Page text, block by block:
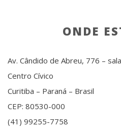
ONDE
Av. Cândido de Abreu, 776 –
Centro Cívico
Curitiba – Paraná – Brasil
CEP: 80530-000
(41) 99255-7758